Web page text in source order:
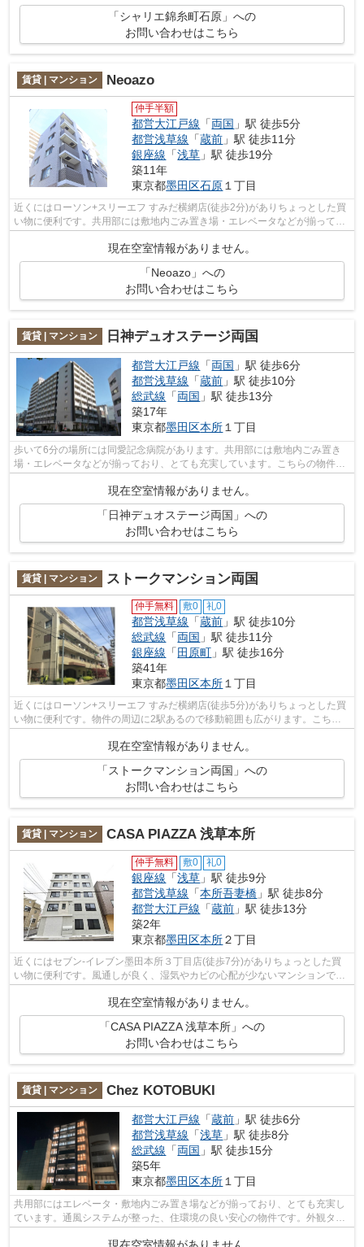
「シャリエ錦糸町石原」への
お問い合わせはこちら
賃貸 | マンション Neoazo
仲手半額
都営大江戸線 「両国 」駅 徒歩5分
都営浅草線 「蔵前 」駅 徒歩11分
銀座線 「浅草 」駅 徒歩19分
築11年
東京都墨田区石原 １丁目
近くにはローソン+スリーエフ すみだ横網店(徒歩2分)がありちょっとした買
い物に便利です。共用部には敷地内ごみ置き場・エレベータなどが揃ってお
現在空室情報がありません。
「Neoazo」への
お問い合わせはこちら
賃貸 | マンション 日神デュオステージ両国
都営大江戸線 「両国 」駅 徒歩6分
都営浅草線 「蔵前 」駅 徒歩10分
総武線 「両国 」駅 徒歩13分
築17年
東京都墨田区本所１丁目
歩いて6分の場所には同愛記念病院があります。共用部には敷地内ごみ置き
場・エレベータなどが揃っており、とても充実しています。こちらの物件は
マンションです。2駅利用可能な物件な...
現在空室情報がありません。
「日神デュオステージ両国」への
お問い合わせはこちら
賃貸 | マンション ストークマンション両国
仲手無料 敷0 礼0
都営浅草線 「蔵前 」駅 徒歩10分
総武線 「両国 」駅 徒歩11分
銀座線 「 田原町 」駅 徒歩16分
築41年
東京都墨田区本所１丁目
近くにはローソン+スリーエフ すみだ横網店(徒歩5分)がありちょっとした買
い物に便利です。物件の周辺に2駅あるので移動範囲も広がります。こちら
現在空室情報がありません。
「ストークマンション両国」への
お問い合わせはこちら
賃貸 | マンション CASA PIAZZA 浅草本所
仲手無料 敷0 礼0
銀座線 「浅草 」駅 徒歩9分
都営浅草線 「本所吾妻橋 」駅 徒歩8分
都営大江戸線 「蔵前 」駅 徒歩13分
築2年
東京都墨田区本所２丁目
近くにはセブン-イレブン墨田本所３丁目店(徒歩7分)がありちょっとした買
い物に便利です。風通しが良く、湿気やカビの心配が少ないマンションで
現在空室情報がありません。
「CASA PIAZZA 浅草本所」への
お問い合わせはこちら
賃貸 | マンション Chez KOTOBUKI
都営大江戸線 「蔵前 」駅 徒歩6分
都営浅草線 「浅草 」駅 徒歩8分
総武線 「両国 」駅 徒歩15分
築5年
東京都墨田区本所１丁目
共用部にはエレベータ・敷地内ごみ置き場などが揃っており、とても充実し
ています。通風システムが整った、住環境の良い安心の物件です。外観タイ
ル張りは、物件の骨組みを守るのにも...
現在空室情報がありません。